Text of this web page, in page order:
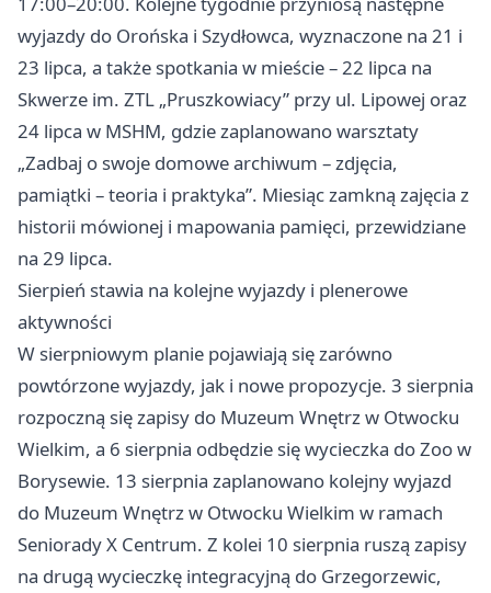
wyjazdy do Orońska i Szydłowca, wyznaczone na 21 i
23 lipca, a także spotkania w mieście – 22 lipca na
Skwerze im. ZTL „Pruszkowiacy” przy ul. Lipowej oraz
24 lipca w MSHM, gdzie zaplanowano warsztaty
„Zadbaj o swoje domowe archiwum – zdjęcia,
pamiątki – teoria i praktyka”. Miesiąc zamkną zajęcia z
historii mówionej i mapowania pamięci, przewidziane
na 29 lipca.
Sierpień stawia na kolejne wyjazdy i plenerowe
aktywności
W sierpniowym planie pojawiają się zarówno
powtórzone wyjazdy, jak i nowe propozycje. 3 sierpnia
rozpoczną się zapisy do Muzeum Wnętrz w Otwocku
Wielkim, a 6 sierpnia odbędzie się wycieczka do Zoo w
Borysewie. 13 sierpnia zaplanowano kolejny wyjazd
do Muzeum Wnętrz w Otwocku Wielkim w ramach
Seniorady X Centrum. Z kolei 10 sierpnia ruszą zapisy
na drugą wycieczkę integracyjną do Grzegorzewic,